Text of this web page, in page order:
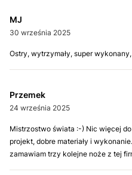
MJ
30 września 2025
Ostry, wytrzymały, super
Przemek
24 września 2025
Mistrzostwo świata :-) Nic więcej
projekt, dobre materiały i
zamawiam trzy kolejne noże z tej